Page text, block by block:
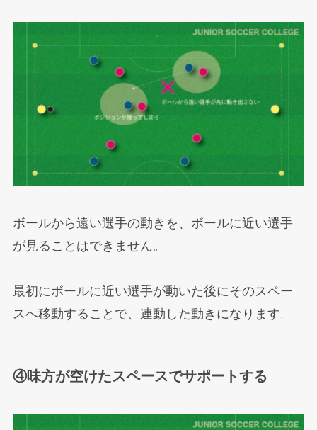
ボールから遠い選手の動きを、ボールに近い選手
が見ることはできません。
最初にボールに近い選手が動いた後にそのスペー
スへ移動することで、連動した動きになります。
④味方が空けたスペースでサポートする